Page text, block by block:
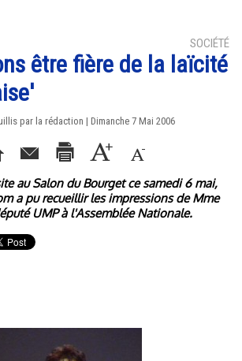
SOCIÉTÉ
être fière de la laïcité
par la rédaction | Dimanche 7 Mai 2006
au Salon du Bourget ce samedi 6 mai,
a pu recueillir les impressions de Mme
UMP à l'Assemblée Nationale.